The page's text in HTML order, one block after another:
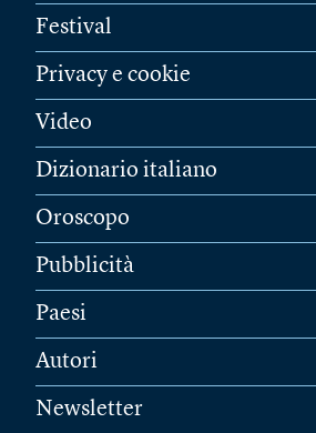
Festival
Privacy e cookie
Video
Dizionario italiano
Oroscopo
Pubblicità
Paesi
Autori
Newsletter